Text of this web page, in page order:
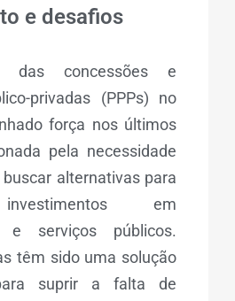
e desafios
das concessões e
privadas (PPPs) no
força nos últimos
pela necessidade
alternativas para
em
e serviços públicos.
têm sido uma solução
suprir a falta de